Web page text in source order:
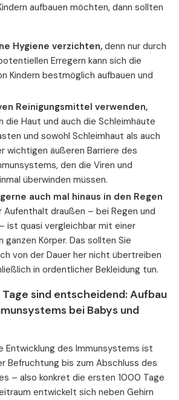
aufbauen möchten, dann sollten
Hygiene verzichten, denn nur durch
Erregern kann sich die
Kindern bestmöglich aufbauen und
Reinigungsmittel verwenden,
die Haut und auch die Schleimhäute
und sowohl Schleimhaut als auch
wichtigen äußeren Barriere des
den die Viren und
überwinden müssen.
auch mal hinaus in den Regen
Aufenthalt draußen – bei Regen und
ist quasi vergleichbar mit einer
ganzen Körper. Das sollten Sie
von der Dauer her nicht übertreiben
in ordentlicher Bekleidung tun.
sind entscheidend: Aufbau
bei Babys und
Entwicklung des Immunsystems ist
Befruchtung bis zum Abschluss des
– also konkret die ersten 1000 Tage
entwickelt sich neben Gehirn